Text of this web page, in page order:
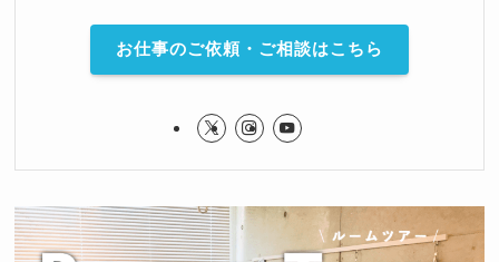
お仕事のご依頼・ご相談はこちら